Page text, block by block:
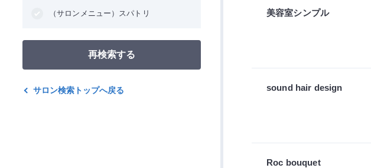
美容室シンプル
sound hair design
Roc bouquet
（サロンメニュー）スパトリ
再検索する
サロン検索トップへ戻る